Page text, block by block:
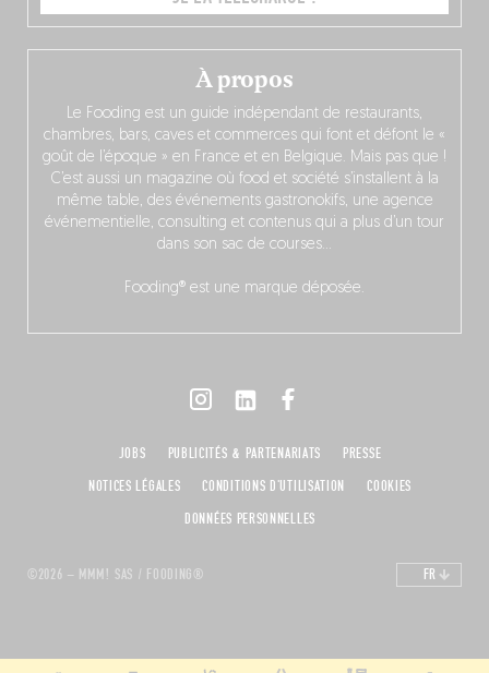
À propos
Le Fooding est un guide indépendant de restaurants,
chambres, bars, caves et commerces qui font et défont le «
goût de l’époque » en France et en Belgique. Mais pas que !
C’est aussi un magazine où food et société s’installent à la
même table, des événements gastronokifs, une agence
événementielle, consulting et contenus qui a plus d’un tour
dans son sac de courses…
Fooding® est une marque déposée.
©2026 – MMM! SAS / FOODING®
JOBS PUBLICITÉS & PARTENARIATS
PRESSE
NOTICES LÉGALES
CONDITIONS D'UTILISATION
COOKIES
DONNÉES PERSONNELLES
FR